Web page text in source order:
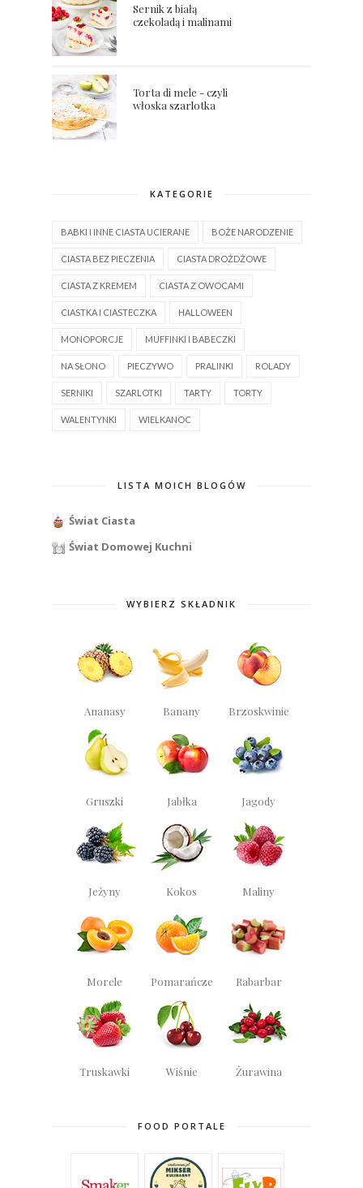
Sernik z białą
czekoladą i malinami
Torta di mele - czyli
włoska szarlotka
KATEGORIE
BABKI I INNE CIASTA UCIERANE BOŻE NARODZENIE
CIASTA BEZ PIECZENIA CIASTA DROŻDŻOWE
CIASTA Z KREMEM CIASTA Z OWOCAMI
CIASTKA I CIASTECZKA HALLOWEEN
MONOPORCJE MUFFINKI I BABECZKI
NA SŁONO PIECZYWO PRALINKI ROLADY
SERNIKI SZARLOTKI TARTY TORTY
WALENTYNKI WIELKANOC
LISTA MOICH BLOGÓW
Świat Ciasta
Świat Domowej Kuchni
WYBIERZ SKŁADNIK
Ananasy Banany Brzoskwinie
Gruszki Jabłka Jagody
Jeżyny Kokos Maliny
Morele Pomarańcze Rabarbar
Truskawki Wiśnie Żurawina
FOOD PORTALE